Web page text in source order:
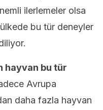
ilerlemeler olsa
bu tür deneyler
hayvan bu tür
Avrupa
daha fazla hayvan